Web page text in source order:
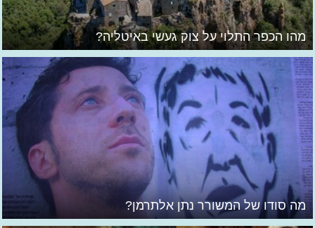
מהו הכפר התלוי על צוק געשי באיטליה?
מה סודו של המשורר נתן אלתרמן?